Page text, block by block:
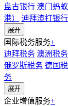
盘古银行 澳门蚂
港）
迪拜渣打银行
展开
国际税务服务+
迪拜税务 澳洲税务
俄罗斯税务 德国
务
展开
企业增值服务+